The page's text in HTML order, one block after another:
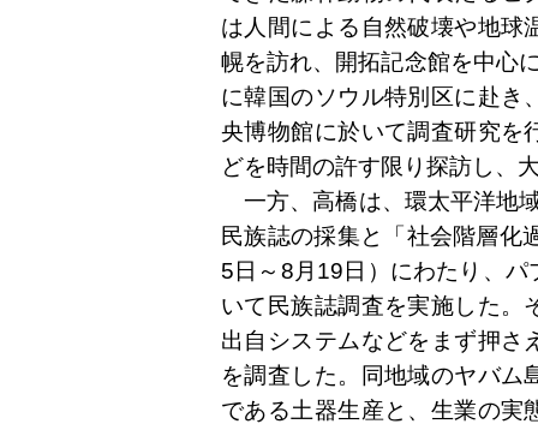
は人間による自然破壊や地球
幌を訪れ、開拓記念館を中心
に韓国のソウル特別区に赴き
央博物館に於いて調査研究を
どを時間の許す限り探訪し、
一方、高橋は、環太平洋地
民族誌の採集と「社会階層化
5日～8月19日）にわたり、
いて民族誌調査を実施した。
出自システムなどをまず押さ
を調査した。同地域のヤバム
である土器生産と、生業の実